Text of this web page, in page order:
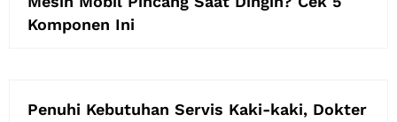
Komponen Ini
Penuhi Kebutuhan Servis Kaki-kaki, Dokter